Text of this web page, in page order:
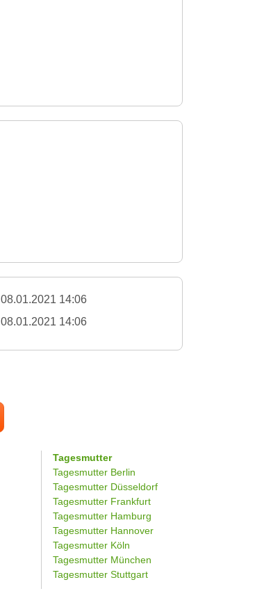
08.01.2021 14:06
08.01.2021 14:06
Tagesmutter
Tagesmutter Berlin
Tagesmutter Düsseldorf
Tagesmutter Frankfurt
Tagesmutter Hamburg
Tagesmutter Hannover
Tagesmutter Köln
Tagesmutter München
Tagesmutter Stuttgart